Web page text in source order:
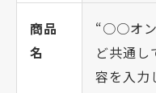
商品
名
“○○オン
ど共通
容を入力